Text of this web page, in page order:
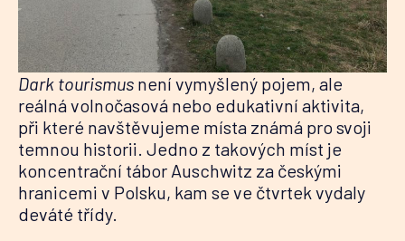
Dark tourismus není vymyšlený pojem, ale
reálná volnočasová nebo edukativní aktivita,
při které navštěvujeme místa známá pro svoji
temnou historii. Jedno z takových míst je
koncentrační tábor Auschwitz za českými
hranicemi v Polsku, kam se ve čtvrtek vydaly
deváté třídy.